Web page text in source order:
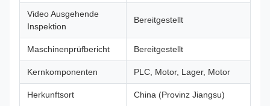
Video Ausgehende
Inspektion
Bereitgestellt
Maschinenprüfbericht Bereitgestellt
Kernkomponenten PLC, Motor, Lager, Motor
Herkunftsort China (Provinz Jiangsu)